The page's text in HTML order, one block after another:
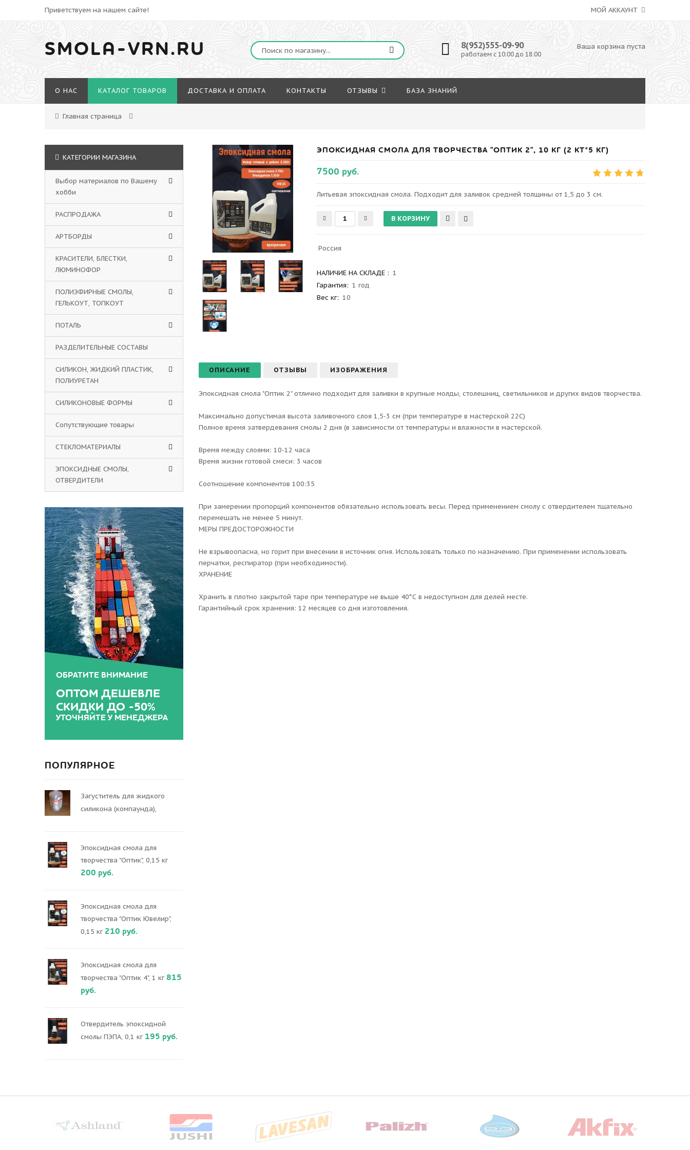
Приветствуем на нашем сайте! МОЙ АККАУНТ
SMOLA-VRN.RU 8(952)555-09-90
работаем с 10:00 до 18:00
Ваша корзина пуста
О НАС КАТАЛОГ ТОВАРОВ ДОСТАВКА И ОПЛАТА КОНТАКТЫ ОТЗЫВЫ БАЗА ЗНАНИЙ
Главная страница
ЭПОКСИДНАЯ СМОЛА ДЛЯ ТВОРЧЕСТВА "ОПТИК 2", 10 КГ (2 КТ*5 КГ)
7500 руб.
Литьевая эпоксидная смола. Подходит для заливок средней толщины от 1,5 до 3 см.
Россия
НАЛИЧИЕ НА СКЛАДЕ : 1
Гарантия: 1 год
Вескг: 10
ОПИСАНИЕ ОТЗЫВЫ ИЗОБРАЖЕНИЯ
Эпоксидная смола "Оптик 2" отлично подходит для заливки в крупные молды, столешниц, светильников и других видов творчества.
Максимально допустимая высота заливочного слоя 1,5-3 см (при температуре в мастерской 22С)
Полное время затвердевания смолы 2 дня (в зависимости от температуры и влажности в мастерской.
Время между слоями: 10-12 часа
Время жизни готовой смеси: 3 часов
Соотношение компонентов 100:35
При замерении пропорций компонентов обязательно использовать весы. Перед применением смолу с отвердителем тщательно
перемешать не менее 5 минут.
МЕРЫ ПРЕДОСТОРОЖНОСТИ
Не взрывоопасна, но горит при внесении в источник огня. Использовать только по назначению. При применении использовать
перчатки, респиратор (при необходимости).
ХРАНЕНИЕ
Хранить в плотно закрытой таре при температуре не выше 40°С в недоступном для делей месте.
Гарантийный срок хранения: 12 месяцев со дня изготовления.
КАТЕГОРИИ МАГАЗИНА
Выбор материалов по Вашему
хобби
РАСПРОДАЖА
АРТБОРДЫ
КРАСИТЕЛИ, БЛЕСТКИ,
ЛЮМИНОФОР
ПОЛИЭФИРНЫЕ СМОЛЫ,
ГЕЛЬКОУТ, ТОПКОУТ
ПОТАЛЬ
РАЗДЕЛИТЕЛЬНЫЕ СОСТАВЫ
СИЛИКОН, ЖИДКИЙ ПЛАСТИК,
ПОЛИУРЕТАН
СИЛИКОНОВЫЕ ФОРМЫ
Сопутствующие товары
СТЕКЛОМАТЕРИАЛЫ
ЭПОКСИДНЫЕ СМОЛЫ,
ОТВЕРДИТЕЛИ
ОБРАТИТЕ ВНИМАНИЕ
ОПТОМ ДЕШЕВЛЕ
СКИДКИ ДО -50%
УТОЧНЯЙТЕ У МЕНЕДЖЕРА
ПОПУЛЯРНОЕ
Загуститель для жидкого
силикона (компаунда),
Эпоксидная смола для
творчества "Оптик", 0,15 кг
200 руб.
Эпоксидная смола для
творчества "Оптик Ювелир",
0,15 кг 210 руб.
Эпоксидная смола для
творчества "Оптик 4", 1 кг 815
руб.
Отвердитель эпоксидной
смолы ПЭПА, 0,1 кг 195 руб.